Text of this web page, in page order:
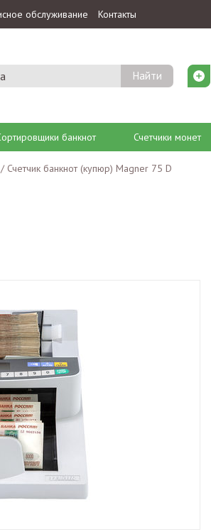
обслуживание Контакты
банкнот Счетчики монет
/ Счетчик банкнот (купюр) Magner 75 D